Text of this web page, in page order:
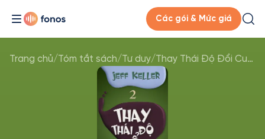
Các gói & Mức giá
Trang chủ/Tóm tắt sách/Tư duy/ Thay Thái Độ Đổi Cuộc Đời - Tập 2